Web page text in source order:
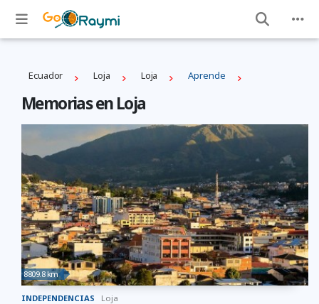
Ecuador Loja Loja Aprende
Memorias en Loja
8809.8 km
INDEPENDENCIAS Loja